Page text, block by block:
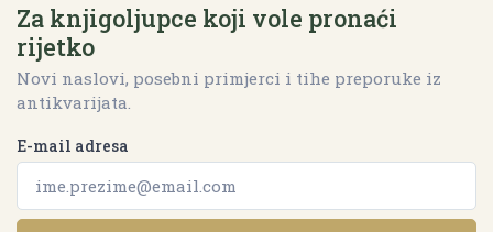
Za knjigoljupce koji vole pronaći
rijetko
Novi naslovi, posebni primjerci i tihe preporuke iz
antikvarijata.
E-mail adresa